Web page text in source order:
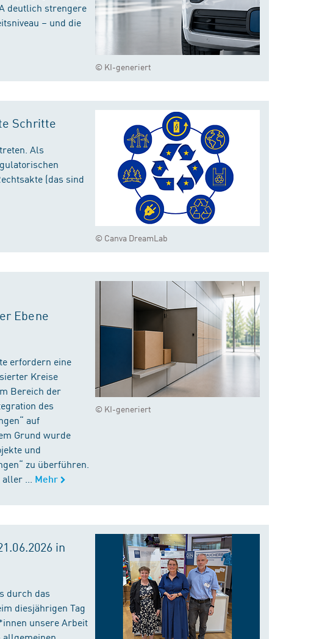
© KI-generiert
deutlich strengere
– und die
© Canva DreamLab
Schritte
Als
(das sind
© KI-generiert
Ebene
erfordern eine
Kreise
Bereich der
des
auf
Grund wurde
und
zu überführen.
...
Mehr
in
durch das
diesjährigen Tag
unsere Arbeit